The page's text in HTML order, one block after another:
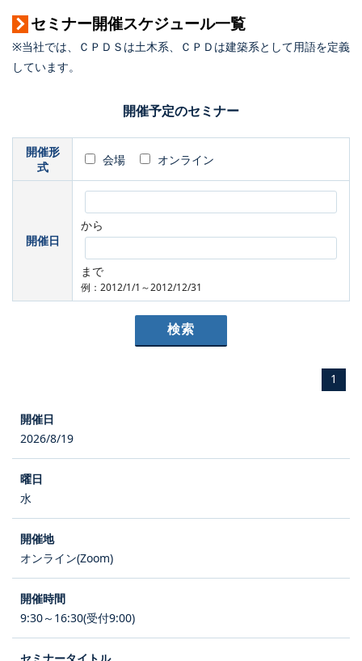
セミナー開催スケジュール一覧
※当社では、ＣＰＤＳは土木系、ＣＰＤは建築系として用語を定義
しています。
開催予定のセミナー
開催形
式
会場 オンライン
開催日
から
まで
例：2012/1/1～2012/12/31
1
2026/8/19
水
オンライン(Zoom)
9:30～16:30(受付9:00)